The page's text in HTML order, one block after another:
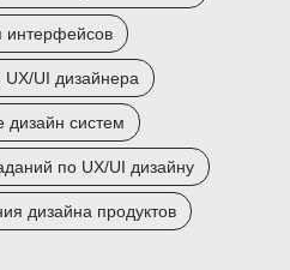
интерфейсов
UI дизайнера
дизайн систем
по UX/UI дизайну
дизайна продуктов